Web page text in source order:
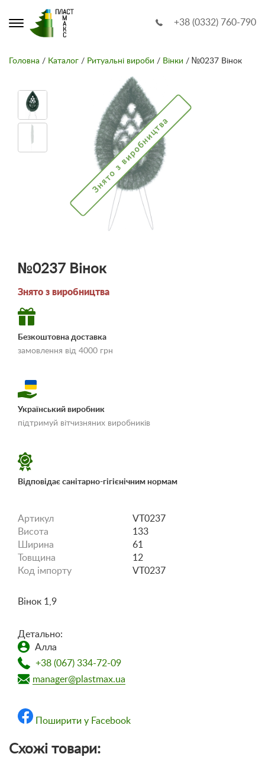
+38 (0332) 760-790
Головна / Каталог / Ритуальні вироби / Вінки / №0237 Вінок
Знято з виробництва
№0237 Вінок
Знято з виробництва
Безкоштовна доставка
замовлення від 4000 грн
«Умови доставки і
Український виробник
підтримуй вітчизняних виробників
Відповідає санітарно-гігієнічним нормам
Артикул
VT0237
Висота
133
Ширина
61
Товщина
12
Код імпорту
VT0237
Вінок 1,9
Детально:
Алла
+38 (067) 334-72-09
manager@plastmax.ua
Поширити у Facebook
Схожі товари: